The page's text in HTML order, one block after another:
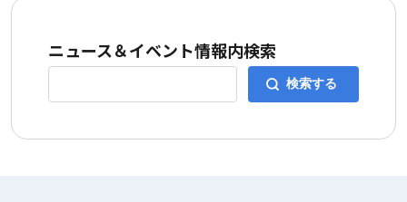
ニュース＆イベント情報内検索